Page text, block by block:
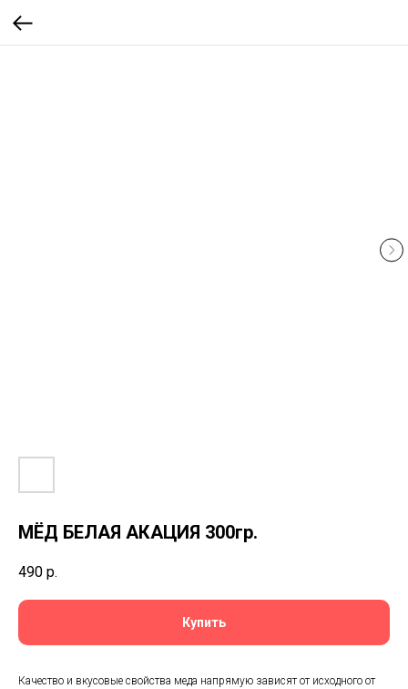
МЁД БЕЛАЯ АКАЦИЯ 300гр.
490 р.
Купить
Качество и вкусовые свойства меда напрямую зависят от исходного от